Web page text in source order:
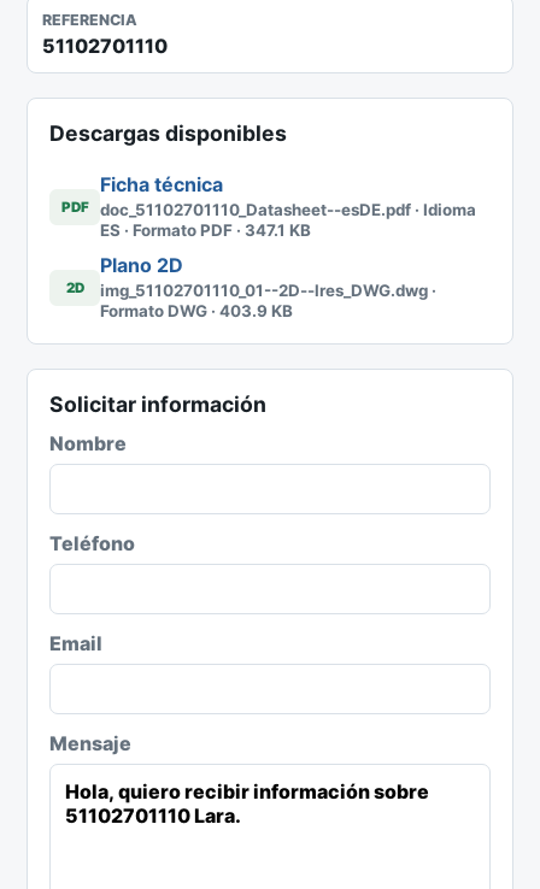
REFERENCIA
51102701110
Descargas disponibles
PDF
Ficha técnica
doc_51102701110_Datasheet--esDE.pdf · Idioma
ES · Formato PDF · 347.1 KB
2D
Plano 2D
img_51102701110_01--2D--lres_DWG.dwg ·
Formato DWG · 403.9 KB
Solicitar información
Nombre
Teléfono
Email
Mensaje